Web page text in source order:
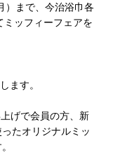
）まで、今治浴巾各
ッフィーフェアを
ます。
げで会員の方、新
たオリジナルミッ